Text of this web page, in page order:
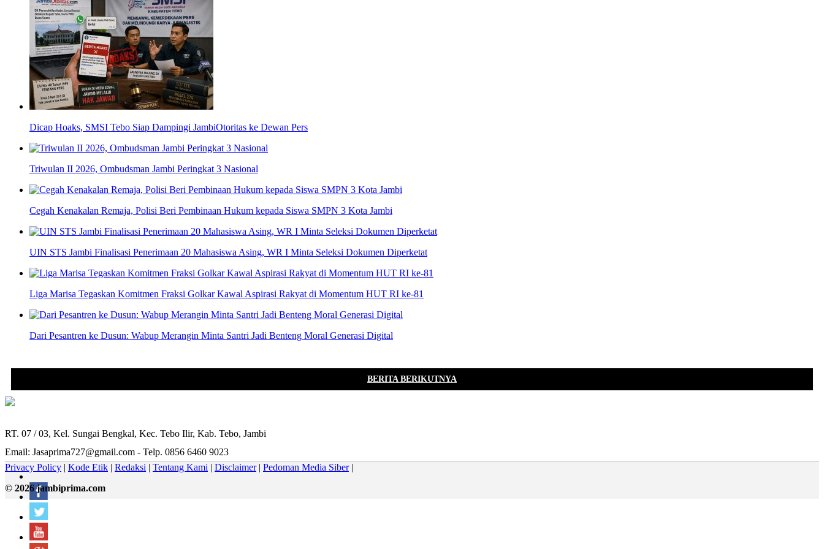
Dicap Hoaks, SMSI Tebo Siap Dampingi JambiOtoritas ke Dewan Pers
Triwulan II 2026, Ombudsman Jambi Peringkat 3 Nasional
Cegah Kenakalan Remaja, Polisi Beri Pembinaan Hukum kepada Siswa SMPN 3 Kota Jambi
UIN STS Jambi Finalisasi Penerimaan 20 Mahasiswa Asing, WR I Minta Seleksi Dokumen Diperketat
Liga Marisa Tegaskan Komitmen Fraksi Golkar Kawal Aspirasi Rakyat di Momentum HUT RI ke-81
Dari Pesantren ke Dusun: Wabup Merangin Minta Santri Jadi Benteng Moral Generasi Digital
BERITA BERIKUTNYA
RT. 07 / 03, Kel. Sungai Bengkal, Kec. Tebo Ilir, Kab. Tebo, Jambi
Email: Jasaprima727@gmail.com - Telp. 0856 6460 9023
Privacy Policy | Kode Etik | Redaksi | Tentang Kami | Disclaimer| Pedoman Media Siber|
© 2026 jambiprima.com